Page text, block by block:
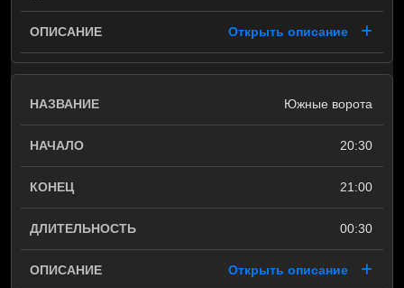
Открыть описание
Южные ворота
20:30
21:00
00:30
Открыть описание